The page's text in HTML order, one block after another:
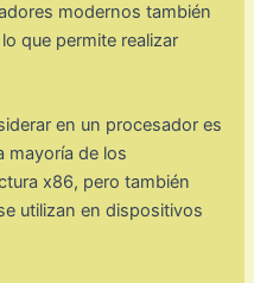
modernos también
que permite realizar
en un procesador es
mayoría de los
x86, pero también
utilizan en dispositivos